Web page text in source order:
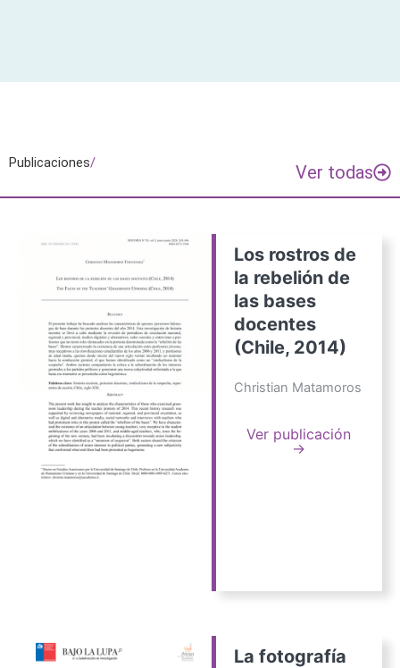
Publicaciones/ Ver todas
Los rostros de
la rebelión de
las bases
docentes
(Chile, 2014)
Christian Matamoros
Ver publicación
→
La fotografía